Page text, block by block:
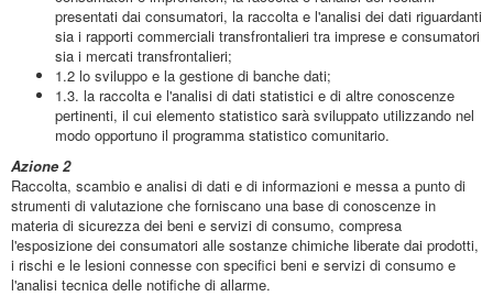
presentati dai consumatori, la raccolta e l'analisi dei dati riguardanti
sia i rapporti commerciali transfrontalieri tra imprese e consumatori
sia i mercati transfrontalieri;
1.2 lo sviluppo e la gestione di banche dati;
1.3. la raccolta e l'analisi di dati statistici e di altre conoscenze
pertinenti, il cui elemento statistico sarà sviluppato utilizzando nel
modo opportuno il programma statistico comunitario.
Azione 2
Raccolta, scambio e analisi di dati e di informazioni e messa a punto di
strumenti di valutazione che forniscano una base di conoscenze in
materia di sicurezza dei beni e servizi di consumo, compresa
l'esposizione dei consumatori alle sostanze chimiche liberate dai prodotti,
i rischi e le lesioni connesse con specifici beni e servizi di consumo e
l'analisi tecnica delle notifiche di allarme.